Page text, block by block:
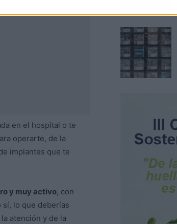
en el hospital o te
operarte, de la
implantes que te
y muy activo, con
lo que deberías
atención y de la